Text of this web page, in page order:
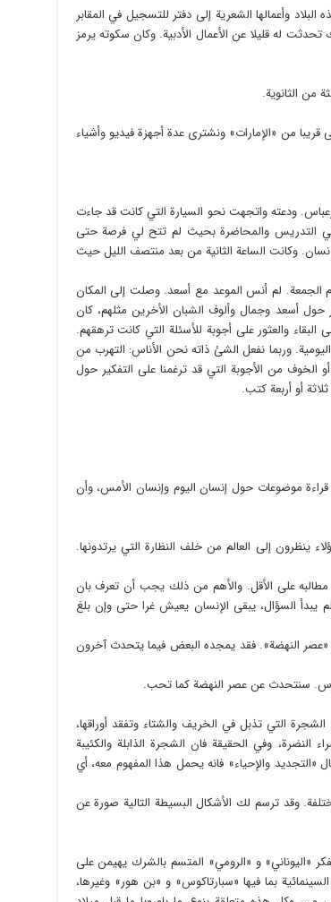
وأعمالها الشعرية إلى دفتر للتسجيل في المقابر
له قليلا عن الأعمال الأدبية. وكان سكوته يرمز
من الثانوية.
من «الإمارات» ونشترى عدة أجهزة فيديو وأشياء
ودعته واتجهت نحو السيارة التي كانت قد جاءت
في التدريس والمحاضرة بحيث لم تتح لي فرصة حتى
لنحو 16 ساعة مكثفة يرهق الانسان. وكانت الساعة الثانية من بعد منتصف الليل حيث
الجمعة. لم أنس الموعد مع أسعد. وصلت إلى المكان
أسعد وجمال وألوف الشبان الأخرين مثلهم، كان
والعثور على أجوبة للأسئلة التي كانت ترهقهم.
اليومية. وربما نفعل الشئ ذاته نحن الأناس: التهرب من
الخوف من الأجوبة التي قد ترغمنا على التفكير حول
أو أربعة كتب.
موضوعات حول إنسان اليوم وإنسان الأمس، وأن
إلى العالم من خلف النظارة التي يرتدونها.
على الأقل. والأهم من ذلك يجب أن تعرف بان
يبدأ السؤال، يبقى الإنسان يعيش غرا حتى وإن بلغ
النهضة». فقد يمجده البعض فيما يتحدث آخرون
سنتحدث عن عصر النهضة كما تحب.
التي تذبل في الخريف والشتاء وتفقد أوراقها،
النضرة، وفي الحقيقة فان الشجرة الذابلة والكئيبة
والإحياء» فانه يحمل هذا المفهوم معه، أي
وقد ترسم لك الأشكال البسيطة التالية صورة عن
«اليوناني» و «الرومي» المتسم بالشرك يهيمن على
بما فيها «سبارتاكوس» و «بن هور» وغيرها،